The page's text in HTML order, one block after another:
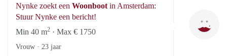
Nynke zoekt een Woonboot in Amsterdam:
Stuur Nynke een bericht!
Min 40 m2 · Max € 1750
Vrouw · 23 jaar